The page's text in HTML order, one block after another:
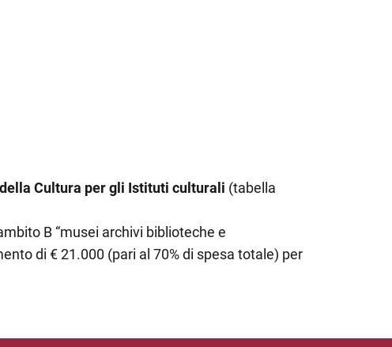
Cultura per gli Istituti culturali (tabella
B “musei archivi biblioteche e
di € 21.000 (pari al 70% di spesa totale) per